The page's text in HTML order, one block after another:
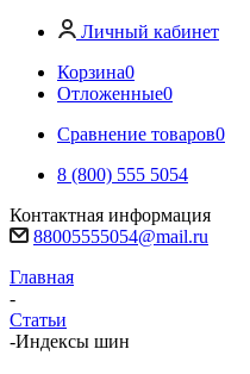
Личный кабинет
Корзина0
Отложенные0
Сравнение товаров0
8 (800) 555 5054
Контактная информация
88005555054@mail.ru
Главная
-
Статьи
-Индексы шин